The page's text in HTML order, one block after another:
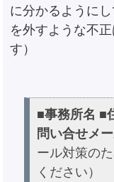
に分かるように
を外すような不
す）
■事務所名 ■
問い合せメ
ール対策の
ください）